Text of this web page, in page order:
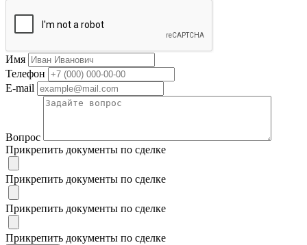
Имя
Телефон
E-mail
Вопрос
Прикрепить документы по сделке
Прикрепить документы по сделке
Прикрепить документы по сделке
Прикрепить документы по сделке